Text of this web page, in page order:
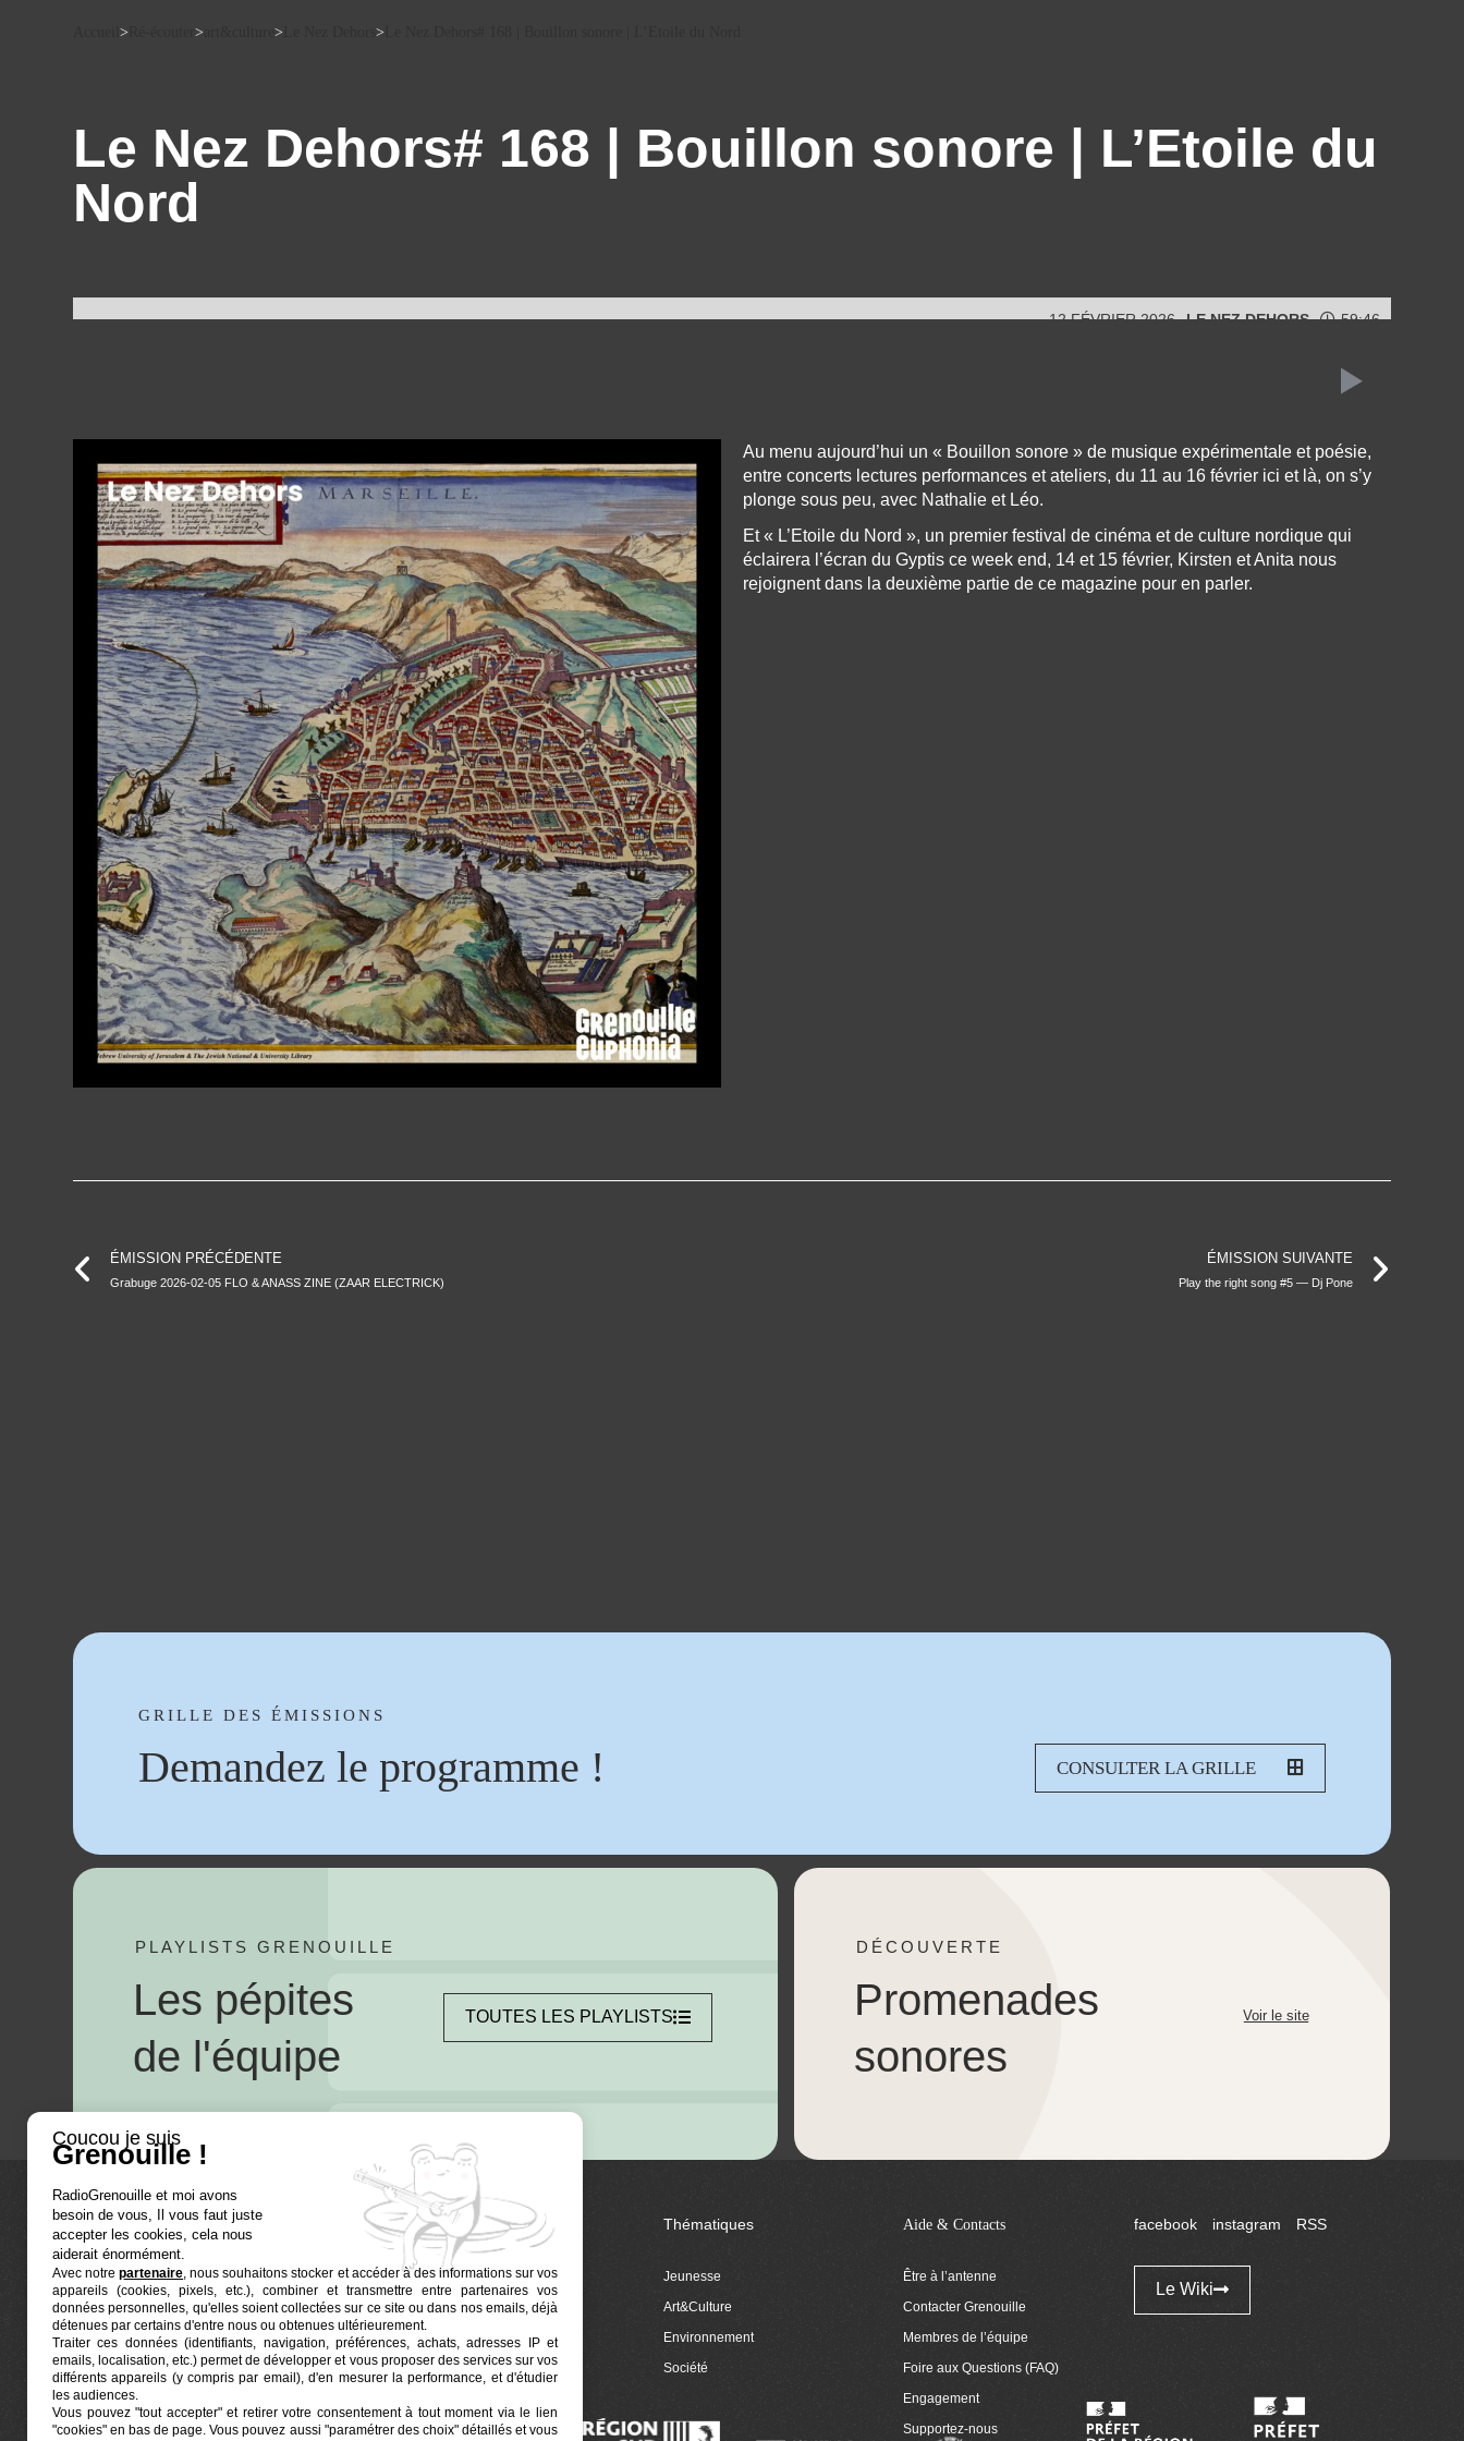
> > > >
Le Nez Dehors# 168 | Bouillon sonore | L’Etoile du
Nord
12 FÉVRIER 2026 LE NEZ DEHORS 59:46
Au menu aujourd’hui un « Bouillon sonore » de musique expérimentale et poésie,
entre concerts lectures performances et ateliers, du 11 au 16 février ici et là, on s’y
plonge sous peu, avec Nathalie et Léo.
Et « L’Etoile du Nord », un premier festival de cinéma et de culture nordique qui
éclairera l’écran du Gyptis ce week end, 14 et 15 février, Kirsten et Anita nous
rejoignent dans la deuxième partie de ce magazine pour en parler.
ÉMISSION PRÉCÉDENTE
Grabuge 2026-02-05 FLO & ANASS ZINE (ZAAR ELECTRICK)
ÉMISSION SUIVANTE
Play the right song #5 — Dj Pone
GRILLE DES ÉMISSIONS
Demandez le programme ! CONSULTER LA GRILLE
PLAYLISTS GRENOUILLE
Les pépites
de l'équipe
TOUTES LES PLAYLISTS
DÉCOUVERTE
Promenades
sonores
Voir le site
Euphonia est le partenaire producteur de Radio
Grenouille, radio associative marseillaise.
Locaux situés à la Friche Belle de Mai
41, rue Jobin — 13003 Marseille
La radio
Ré-écouter
Actualités
Programmation
Grenouille Euphonia
Thématiques
Jeunesse
Art&Culture
Environnement
Société
Aide & Contacts
Être à l’antenne
Contacter Grenouille
Membres de l’équipe
Foire aux Questions (FAQ)
Engagement
Supportez-nous
facebook instagram RSS
Le Wiki
Coucou je suis
Grenouille !
RadioGrenouille et moi avons
besoin de vous, Il vous faut juste
accepter les cookies, cela nous
aiderait énormément.
Avec notrepartenaire, nous souhaitons stocker et accéder à des informations sur vos
appareils (cookies, pixels, etc.), combiner et transmettre entre partenaires vos
données personnelles, qu'elles soient collectées sur ce site ou dans nos emails, déjà
détenues par certains d'entre nous ou obtenues ultérieurement.
Traiter ces données (identifiants, navigation, préférences, achats, adresses IP et
emails, localisation, etc.) permet de développer et vous proposer des services sur vos
différents appareils (y compris par email), d'en mesurer la performance, et d'étudier
les audiences.
Vous pouvez "tout accepter" et retirer votre consentement à tout moment via le lien
"cookies" en bas de page. Vous pouvez aussi "paramétrer des choix" détaillés et vous